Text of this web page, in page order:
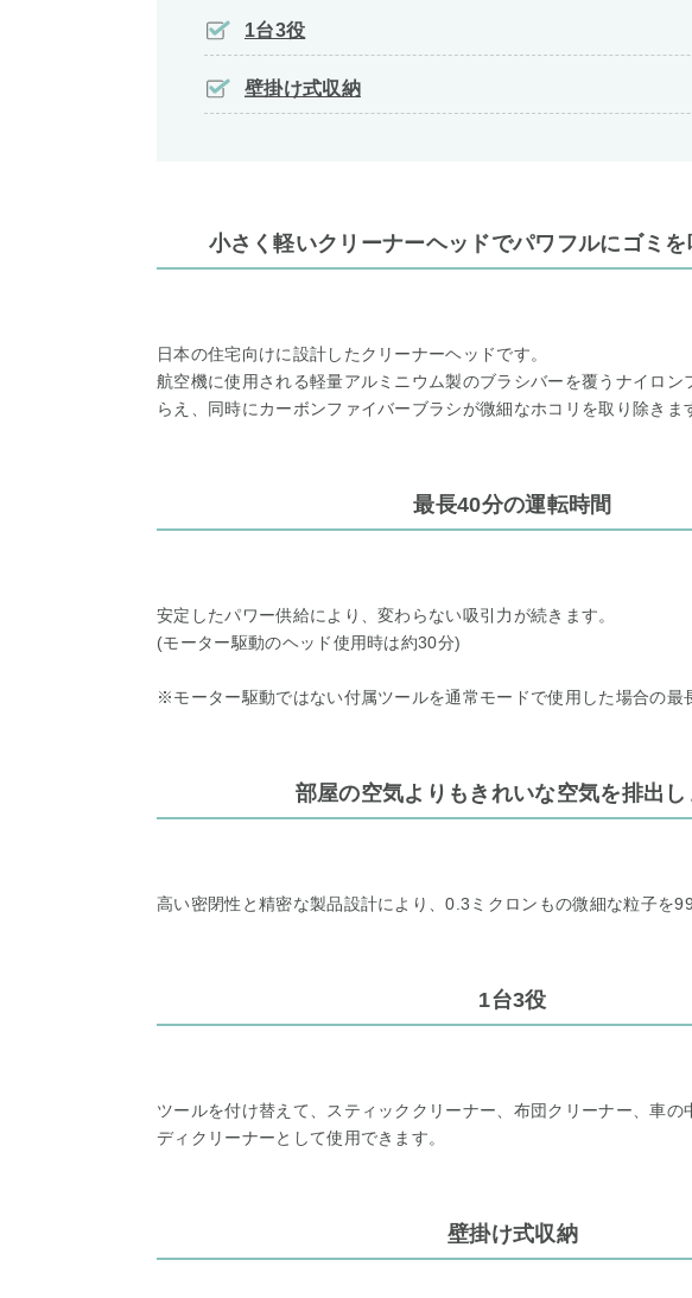
1台3役
壁掛け式収納
小さく軽いクリーナーヘッドでパワフルにゴミ
日本の住宅向けに設計したクリーナーヘッドです。
航空機に使用される軽量アルミニウム製のブラシバーを覆うナイロン
らえ、同時にカーボンファイバーブラシが微細なホコリを取り除きま
最長40分の運転時間
安定したパワー供給により、変わらない吸引力が続きます。
(モーター駆動のヘッド使用時は約30分)
※モーター駆動ではない付属ツールを通常モードで使用した場合の最
部屋の空気よりもきれいな空気を排出し
高い密閉性と精密な製品設計により、0.3ミクロンもの微細な粒子を
1台3役
ツールを付け替えて、スティッククリーナー、布団クリーナー、車の
ディクリーナーとして使用できます。
壁掛け式収納